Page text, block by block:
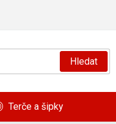
Hledat
Terče a šipky